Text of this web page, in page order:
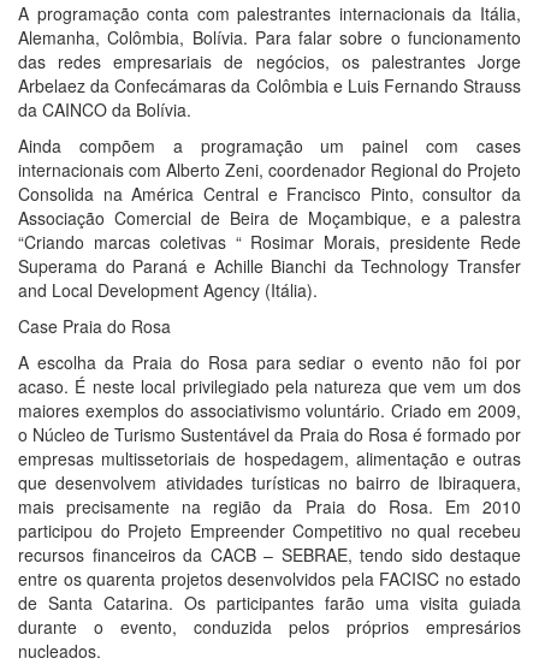
A programação conta com palestrantes internacionais da Itália,
Alemanha, Colômbia, Bolívia. Para falar sobre o funcionamento
das redes empresariais de negócios, os palestrantes Jorge
Arbelaez da Confecámaras da Colômbia e Luis Fernando Strauss
da CAINCO da Bolívia.
Ainda compõem a programação um painel com cases
internacionais com Alberto Zeni, coordenador Regional do Projeto
Consolida na América Central e Francisco Pinto, consultor da
Associação Comercial de Beira de Moçambique, e a palestra
“Criando marcas coletivas “ Rosimar Morais, presidente Rede
Superama do Paraná e Achille Bianchi da Technology Transfer
and Local Development Agency (Itália).
Case Praia do Rosa
A escolha da Praia do Rosa para sediar o evento não foi por
acaso. É neste local privilegiado pela natureza que vem um dos
maiores exemplos do associativismo voluntário. Criado em 2009,
o Núcleo de Turismo Sustentável da Praia do Rosa é formado por
empresas multissetoriais de hospedagem, alimentação e outras
que desenvolvem atividades turísticas no bairro de Ibiraquera,
mais precisamente na região da Praia do Rosa. Em 2010
participou do Projeto Empreender Competitivo no qual recebeu
recursos financeiros da CACB – SEBRAE, tendo sido destaque
entre os quarenta projetos desenvolvidos pela FACISC no estado
de Santa Catarina. Os participantes farão uma visita guiada
durante o evento, conduzida pelos próprios empresários
nucleados.